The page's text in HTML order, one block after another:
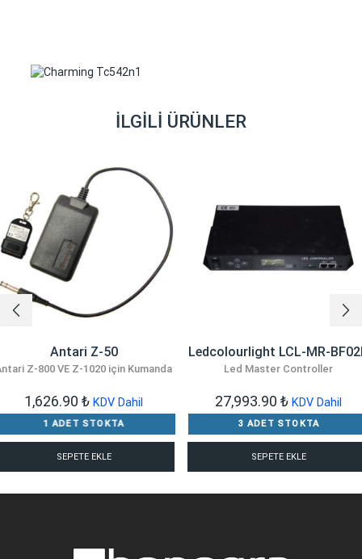
İLGILI ÜRÜNLER
Antari Z-50
Z-800 VE Z-1020 için Kumanda
1,626.90 ₺ KDV Dahil
1 ADET STOKTA
SEPETE EKLE
Ledcolourlight LCL-MR-
Led Master Controller
27,993.90 ₺ KDV Dahil
3 ADET STOKTA
SEPETE EKLE